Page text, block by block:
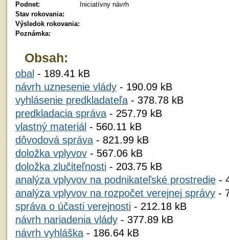
Podnet:
Iniciatívny návrh
Stav rokovania:
Výsledok rokovania:
Poznámka:
Obsah:
obal - 189.41 kB
návrh uznesenie vlády - 190.09 kB
vyhlásenie predkladateľa - 378.78 kB
predkladacia správa - 257.79 kB
vlastný materiál - 560.11 kB
dôvodová správa - 821.99 kB
doložka vplyvov - 567.06 kB
doložka zlučiteľnosti - 203.75 kB
analýza vplyvov na podnikateľské prostredie -
analýza vplyvov na rozpočet verejnej správy -
správa o účasti verejnosti - 212.18 kB
návrh nariadenia vlády - 377.89 kB
návrh vyhláška - 186.64 kB